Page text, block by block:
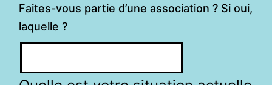
Faites-vous partie d’une association ? Si oui,
laquelle ?